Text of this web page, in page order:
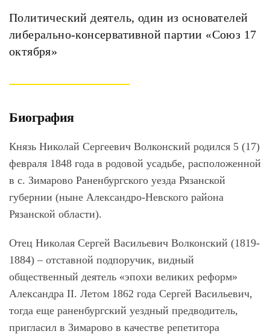
Политический деятель, один из основателей
либерально-консервативной партии «Союз 17
октября»
Биография
Князь Николай Сергеевич Волконский родился 5 (17)
февраля 1848 года в родовой усадьбе, расположенной
в с. Зимарово Раненбургского уезда Рязанской
губернии (ныне Александро-Невского района
Рязанской области).
Отец Николая Сергей Васильевич Волконский (1819-
1884) – отставной подпоручик, видный
общественный деятель «эпохи великих реформ»
Александра II. Летом 1862 года Сергей Васильевич,
тогда еще раненбургский уездный предводитель,
пригласил в Зимарово в качестве репетитора